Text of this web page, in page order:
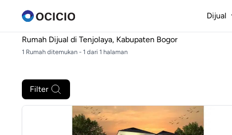
Dijual
Rumah Dijual di Tenjolaya, Kabupaten Bogor
1 Rumah ditemukan - 1 dari 1 halaman
Filter